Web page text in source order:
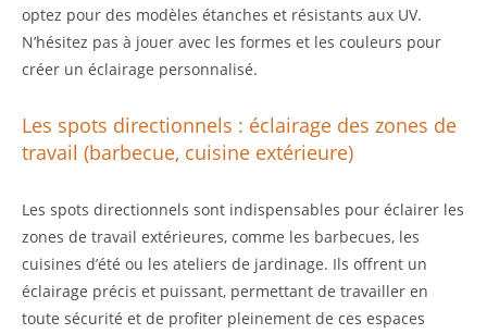
optez pour des modèles étanches et résistants aux UV.
N’hésitez pas à jouer avec les formes et les couleurs pour
créer un éclairage personnalisé.
Les spots directionnels : éclairage des zones de
travail (barbecue, cuisine extérieure)
Les spots directionnels sont indispensables pour éclairer les
zones de travail extérieures, comme les barbecues, les
cuisines d’été ou les ateliers de jardinage. Ils offrent un
éclairage précis et puissant, permettant de travailler en
toute sécurité et de profiter pleinement de ces espaces